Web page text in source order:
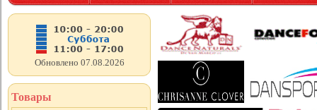
Обновлено 07.08.2026
Товары